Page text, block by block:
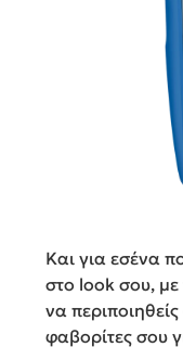
Και για εσένα
στο look σου, με
να
φαβορίτες σου